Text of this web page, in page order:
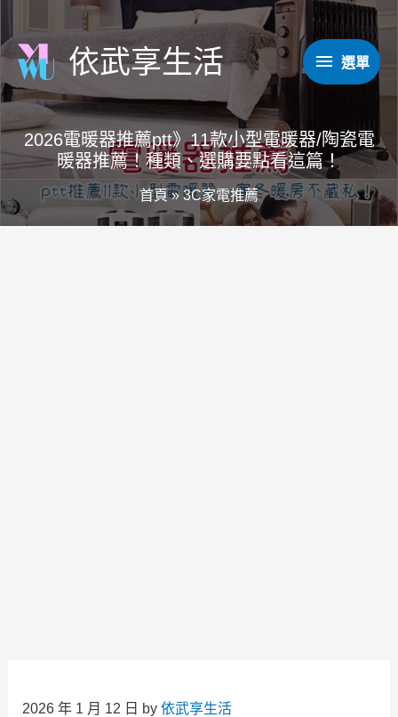
至
主
要
依武享生活
選 選單
2026電暖器推薦ptt》11款小型電暖器/陶瓷電
暖器推薦！種類、選購要點看這篇！
首頁» 3C家電推薦
2026 年 1 月 12 日 by 依武享生活